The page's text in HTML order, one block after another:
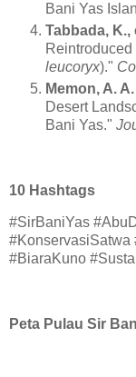
Bani Yas
Tabbada, K.,
leucoryx)."
Memon, A. A.
Desert
Bani Yas."
10 Hashtags
#SirBaniYas
#KonservasiSatwa
#BiaraKuno
Peta Pulau Sir